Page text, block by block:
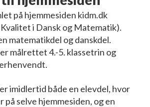
på hjemmesiden kidm.dk
i Dansk og Matematik).
matematikdel og danskdel.
målrettet 4.-5. klassetrin og
imidlertid både en elevdel, hvor
på selve hjemmesiden, og en